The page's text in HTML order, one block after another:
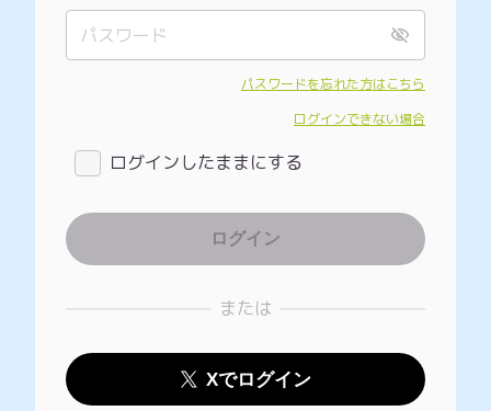
パスワードを忘れた方はこちら
ログインできない場合
ログインしたままにする
または
Xでログイン